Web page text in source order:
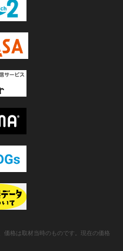
価格は取材当時のものです。現在の価格